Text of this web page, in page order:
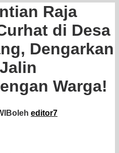
Raja
di Desa
Dengarkan
Warga!
oleh editor7